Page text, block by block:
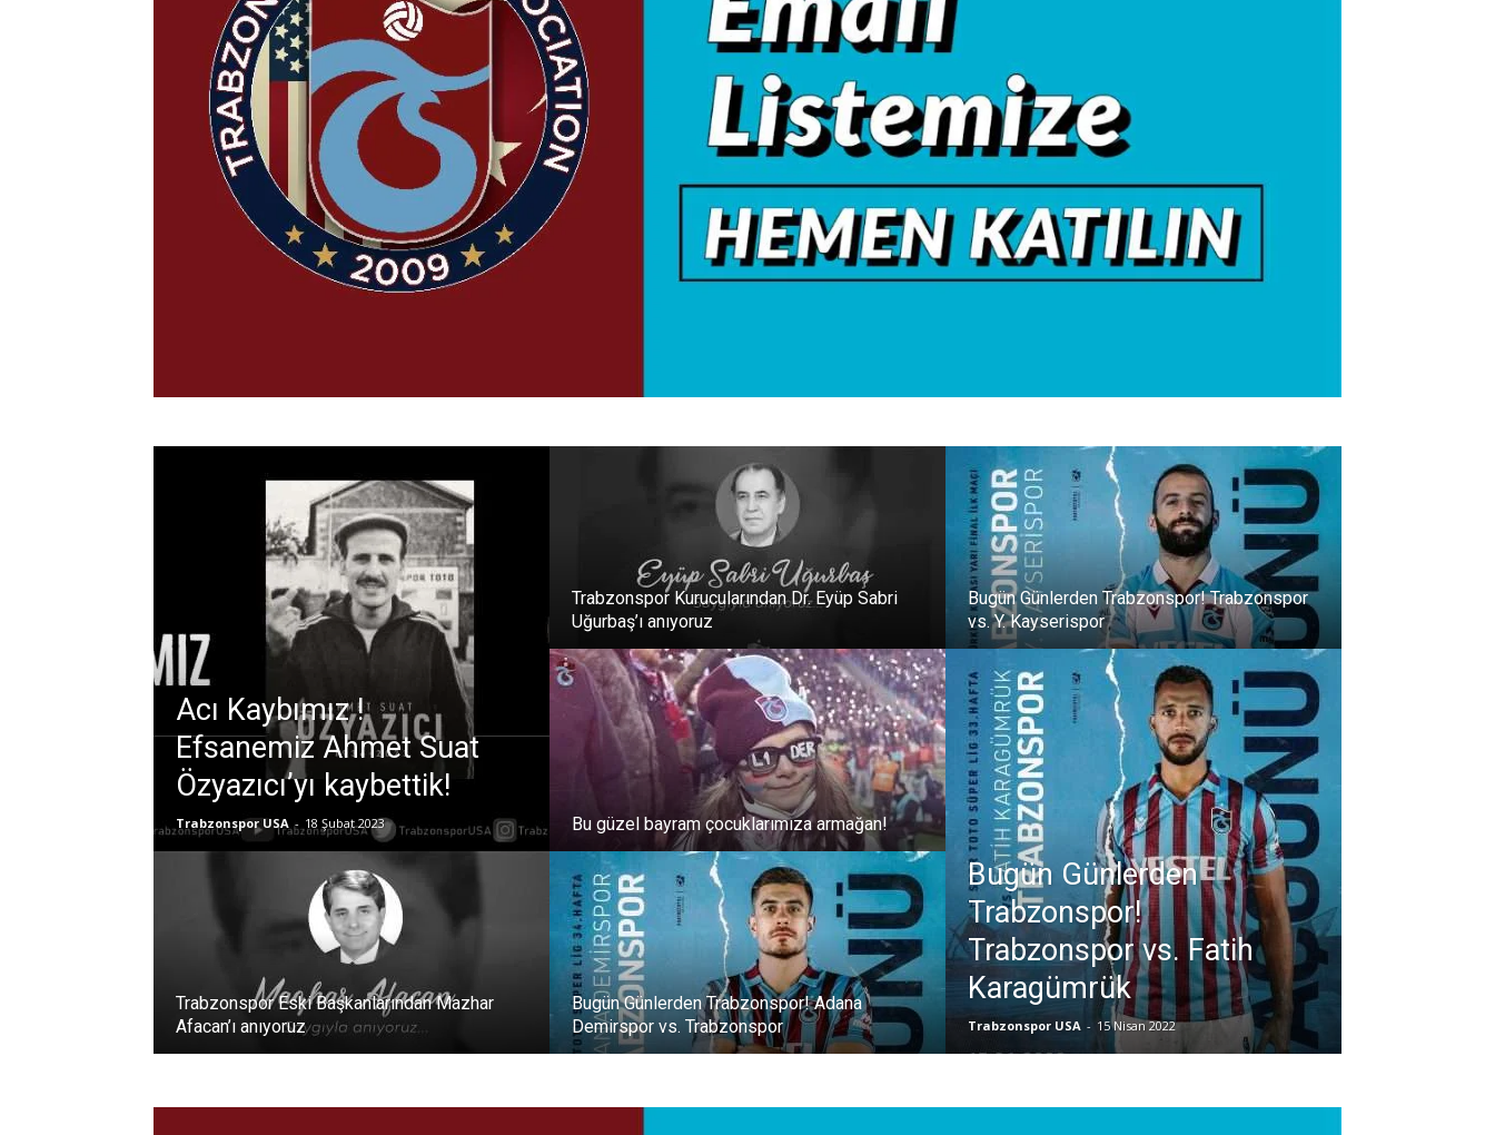
Acı Kaybımız !
Efsanemiz Ahmet Suat
Özyazıcı’yı kaybettik!
Trabzonspor USA - 18 Şubat 2023
Trabzonspor Eski Başkanlarından Mazhar
Afacan’ı anıyoruz
Trabzonspor Kurucularından Dr. Eyüp Sabri
Uğurbaş’ı anıyoruz
Bu güzel bayram çocuklarımıza armağan!
Bugün Günlerden Trabzonspor! Adana
Demirspor vs. Trabzonspor
Bugün Günlerden Trabzonspor! Trabzonspor
vs. Y. Kayserispor
Bugün Günlerden
Trabzonspor!
Trabzonspor vs. Fatih
Karagümrük
Trabzonspor USA - 15 Nisan 2022